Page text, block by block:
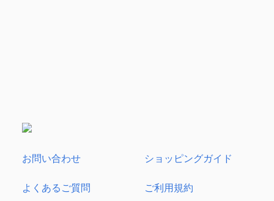
お問い合わせ ショッピングガイド
よくあるご質問 ご利用規約